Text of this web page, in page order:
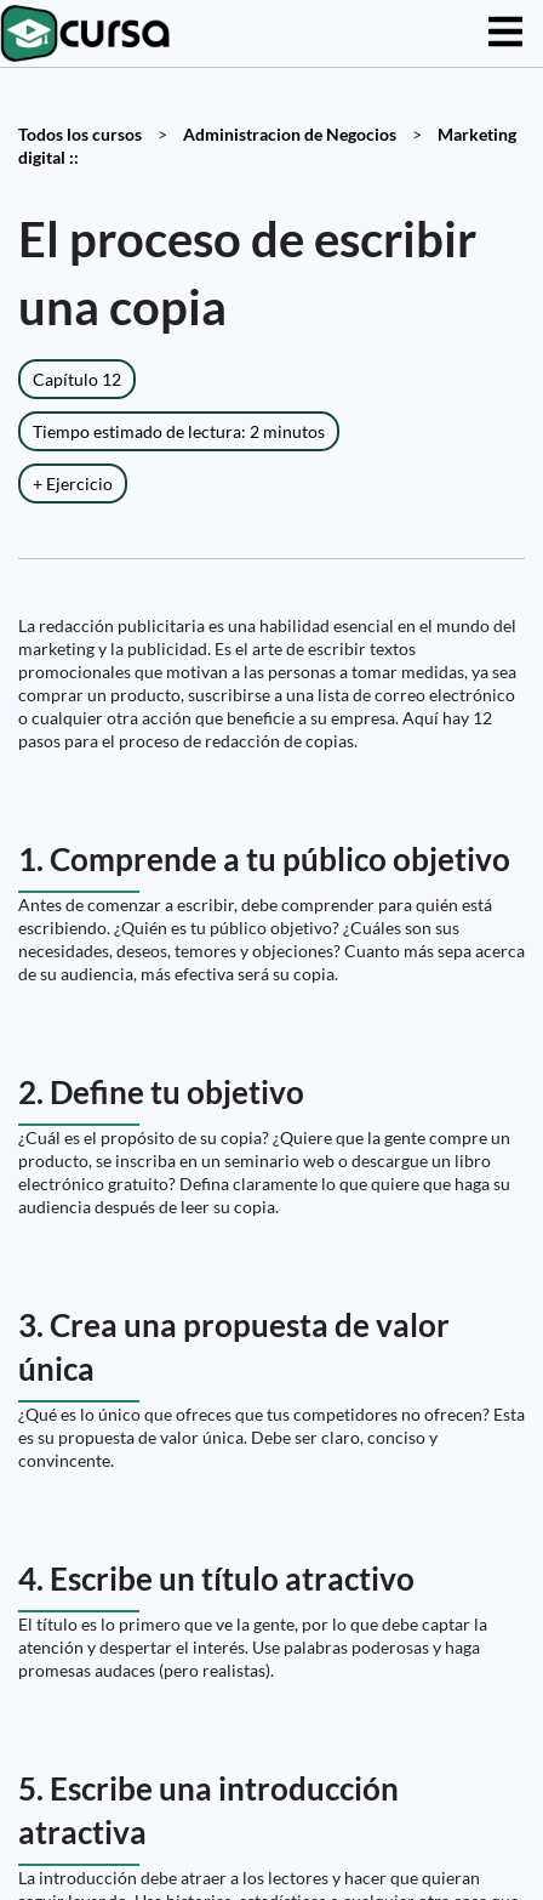
Todos los cursos > Administracion de Negocios >
Marketing
digital ::
El proceso de escribir
una copia
Capítulo 12
Tiempo estimado de lectura: 2 minutos
+ Ejercicio
La redacción publicitaria es una habilidad esencial en el mundo del
marketing y la publicidad. Es el arte de escribir textos
promocionales que motivan a las personas a tomar medidas, ya sea
comprar un producto, suscribirse a una lista de correo electrónico
o cualquier otra acción que beneficie a su empresa. Aquí hay 12
pasos para el proceso de redacción de copias.
1. Comprende a tu público objetivo
Antes de comenzar a escribir, debe comprender para quién está
escribiendo. ¿Quién es tu público objetivo? ¿Cuáles son sus
necesidades, deseos, temores y objeciones? Cuanto más sepa acerca
de su audiencia, más efectiva será su copia.
2. Define tu objetivo
¿Cuál es el propósito de su copia? ¿Quiere que la gente compre un
producto, se inscriba en un seminario web o descargue un libro
electrónico gratuito? Defina claramente lo que quiere que haga su
audiencia después de leer su copia.
3. Crea una propuesta de valor
única
¿Qué es lo único que ofreces que tus competidores no ofrecen? Esta
es su propuesta de valor única. Debe ser claro, conciso y
convincente.
4. Escribe un título atractivo
El título es lo primero que ve la gente, por lo que debe captar la
atención y despertar el interés. Use palabras poderosas y haga
promesas audaces (pero realistas).
5. Escribe una introducción
atractiva
La introducción debe atraer a los lectores y hacer que quieran